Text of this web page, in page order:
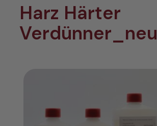
Harz Härter
Verdünner_neu